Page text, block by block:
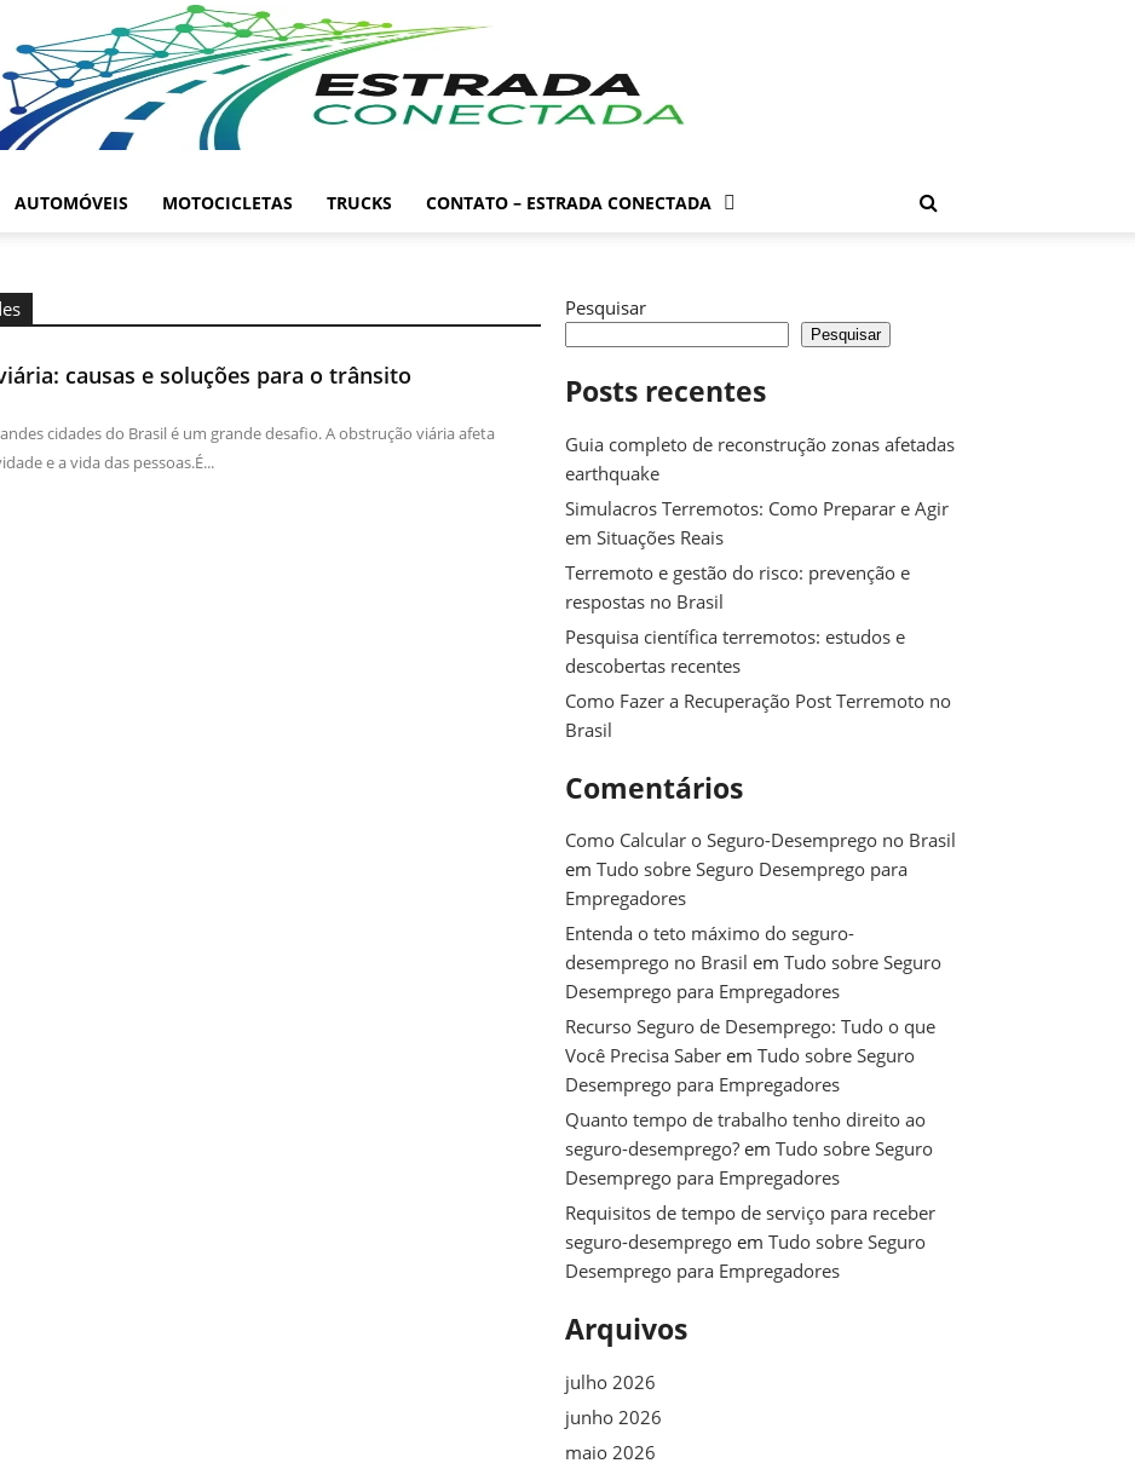
AUTOMÓVEIS MOTOCICLETAS TRUCKS CONTATO – ESTRADA CONECTADA
causas e soluções para o trânsito
cidades do Brasil é um grande desafio. A obstrução viária afeta
e a vida das pessoas.É...
Pesquisar
Pesquisar
Posts recentes
Guia completo de reconstrução zonas afetadas
earthquake
Simulacros Terremotos: Como Preparar e Agir
em Situações Reais
Terremoto e gestão do risco: prevenção e
respostas no Brasil
Pesquisa científica terremotos: estudos e
descobertas recentes
Como Fazer a Recuperação Post Terremoto no
Brasil
Comentários
Como Calcular o Seguro-Desemprego no Brasil
em Tudo sobre Seguro Desemprego para
Empregadores
Entenda o teto máximo do seguro-
desemprego no Brasil em Tudo sobre Seguro
Desemprego para Empregadores
Recurso Seguro de Desemprego: Tudo o que
Você Precisa Saber em Tudo sobre Seguro
Desemprego para Empregadores
Quanto tempo de trabalho tenho direito ao
seguro-desemprego? em Tudo sobre Seguro
Desemprego para Empregadores
Requisitos de tempo de serviço para receber
seguro-desemprego em Tudo sobre Seguro
Desemprego para Empregadores
Arquivos
julho 2026
junho 2026
maio 2026